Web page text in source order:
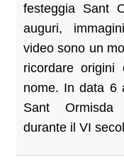
festeggia Sant
auguri,
video sono un
ricordare origini
nome. In data 6
Sant
durante il VI